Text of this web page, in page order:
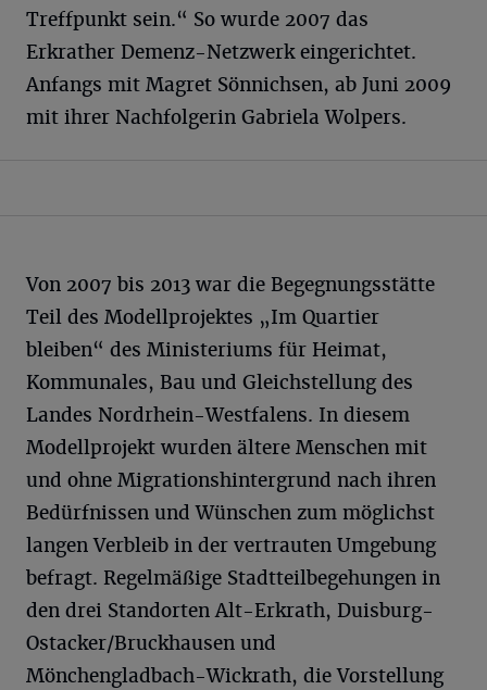
Treffpunkt sein.“ So wurde 2007 das
Erkrather Demenz-Netzwerk eingerichtet.
Anfangs mit Magret Sönnichsen, ab Juni 2009
mit ihrer Nachfolgerin Gabriela Wolpers.
Von 2007 bis 2013 war die Begegnungsstätte
Teil des Modellprojektes „Im Quartier
bleiben“ des Ministeriums für Heimat,
Kommunales, Bau und Gleichstellung des
Landes Nordrhein-Westfalens. In diesem
Modellprojekt wurden ältere Menschen mit
und ohne Migrationshintergrund nach ihren
Bedürfnissen und Wünschen zum möglichst
langen Verbleib in der vertrauten Umgebung
befragt. Regelmäßige Stadtteilbegehungen in
den drei Standorten Alt-Erkrath, Duisburg-
Ostacker/Bruckhausen und
Mönchengladbach-Wickrath, die Vorstellung